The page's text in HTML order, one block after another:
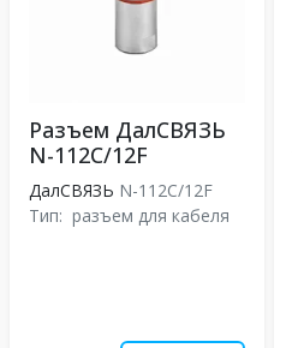
Разъем ДалСВЯЗЬ
N-112C/12F
ДалСВЯЗЬ N-112C/12F
Тип: разъем для кабеля